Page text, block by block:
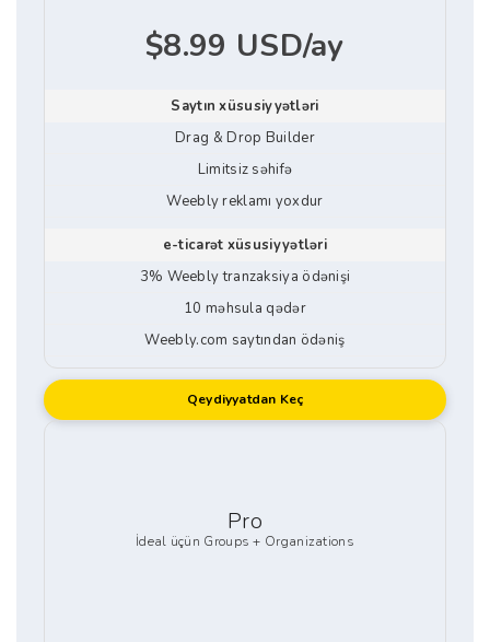
$8.99 USD/ay
Saytın xüsusiyyətləri
Drag & Drop Builder
Limitsiz səhifə
Weebly reklamı yoxdur
e-ticarət xüsusiyyətləri
3% Weebly tranzaksiya ödənişi
10 məhsula qədər
Weebly.com saytından ödəniş
Qeydiyyatdan Keç
Pro
İdeal üçün Groups + Organizations